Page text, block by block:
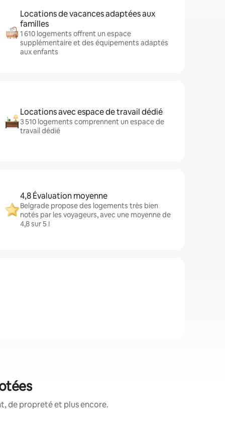
Locations de vacances adaptées aux
familles
1 610 logements offrent un espace
supplémentaire et des équipements adaptés
aux enfants
Locations avec espace de travail dédié
3 510 logements comprennent un espace de
travail dédié
4,8 Évaluation moyenne
Belgrade propose des logements très bien
notés par les voyageurs, avec une moyenne de
4,8 sur 5 !
de propreté et plus encore.